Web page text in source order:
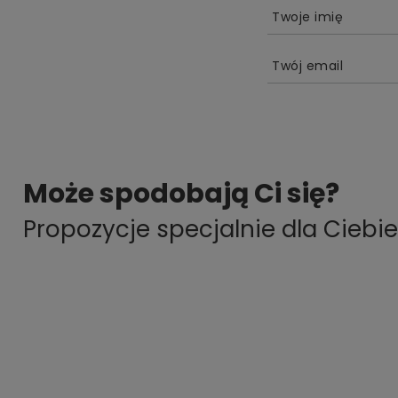
Twoje imię
Twój email
Może spodobają Ci się?
Propozycje specjalnie dla Ciebie